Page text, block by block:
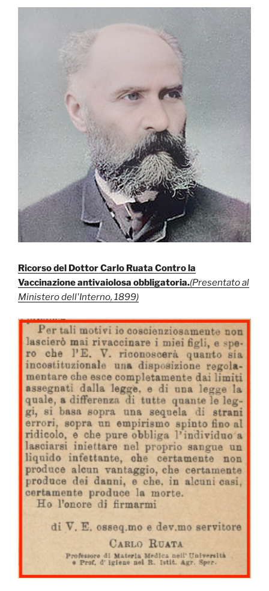
Ricorso del Dottor Carlo Ruata Contro la
Vaccinazione antivaiolosa obbligatoria.(Presentato al
Ministero dell'Interno, 1899)